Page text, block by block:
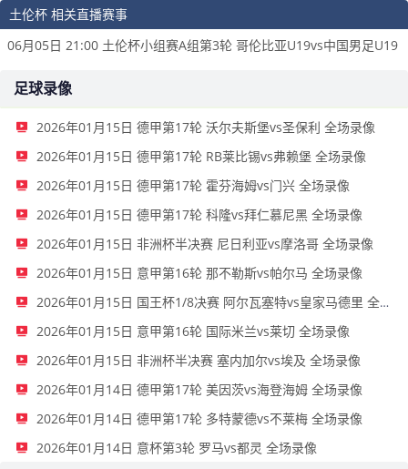
土伦杯 相关直播赛事
06月05日 21:00 土伦杯小组赛A组第3轮 哥伦比亚U19vs中国男足U19
足球录像
2026年01月15日 德甲第17轮 沃尔夫斯堡vs圣保利 全场录像
2026年01月15日 德甲第17轮 RB莱比锡vs弗赖堡 全场录像
2026年01月15日 德甲第17轮 霍芬海姆vs门兴 全场录像
2026年01月15日 德甲第17轮 科隆vs拜仁慕尼黑 全场录像
2026年01月15日 非洲杯半决赛 尼日利亚vs摩洛哥 全场录像
2026年01月15日 意甲第16轮 那不勒斯vs帕尔马 全场录像
2026年01月15日 国王杯1/8决赛 阿尔瓦塞特vs皇家马德里 全场录像
2026年01月15日 意甲第16轮 国际米兰vs莱切 全场录像
2026年01月15日 非洲杯半决赛 塞内加尔vs埃及 全场录像
2026年01月14日 德甲第17轮 美因茨vs海登海姆 全场录像
2026年01月14日 德甲第17轮 多特蒙德vs不莱梅 全场录像
2026年01月14日 意杯第3轮 罗马vs都灵 全场录像